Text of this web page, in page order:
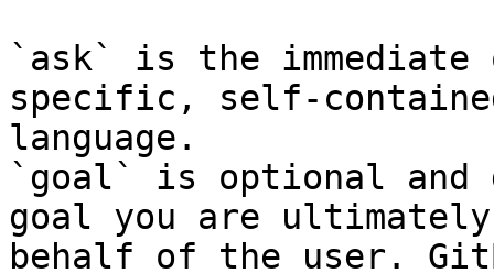
`ask` is the
specific, self-
language.
`goal` is optional and
goal you are
behalf of the user.